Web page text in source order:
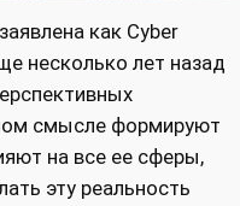
как Cyber
несколько лет назад
смысле формируют
на все ее сферы,
эту реальность